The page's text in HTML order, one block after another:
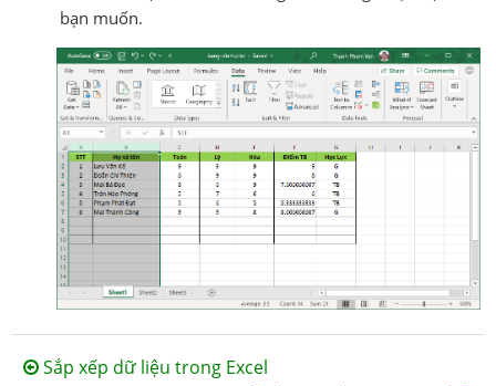
bạn muốn.
Sắp xếp dữ liệu trong Excel